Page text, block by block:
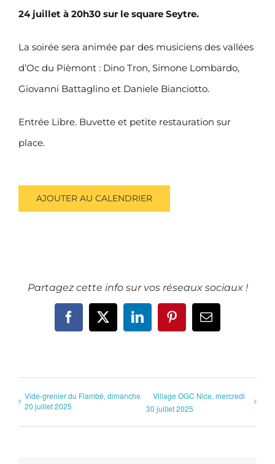
24 juillet à 20h30 sur le square Seytre.
La soirée sera animée par des musiciens des vallées
d’Oc du Pièmont : Dino Tron, Simone Lombardo,
Giovanni Battaglino et Daniele Bianciotto.
Entrée Libre. Buvette et petite restauration sur
place.
AJOUTER AU CALENDRIER
Partagez cette info sur vos réseaux sociaux !
Facebook
X LinkedInPinterestEmail
Vide-grenier du Flambé, dimanche
20 juillet 2025
Village OGC Nice, mercredi
30 juillet 2025